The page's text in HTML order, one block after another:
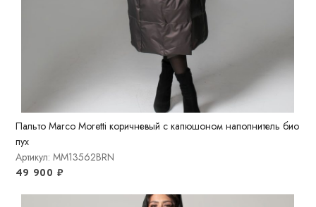
Пальто Marco Moretti коричневый с капюшоном наполнитель био
пух
Артикул: MM13562BRN
49 900 ₽